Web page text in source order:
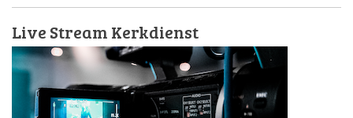
Live Stream Kerkdienst